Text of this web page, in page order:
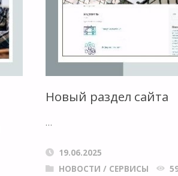
Новый раздел сайта
…
19.06.2025
НОВОСТИ / СЕРВИСЫ